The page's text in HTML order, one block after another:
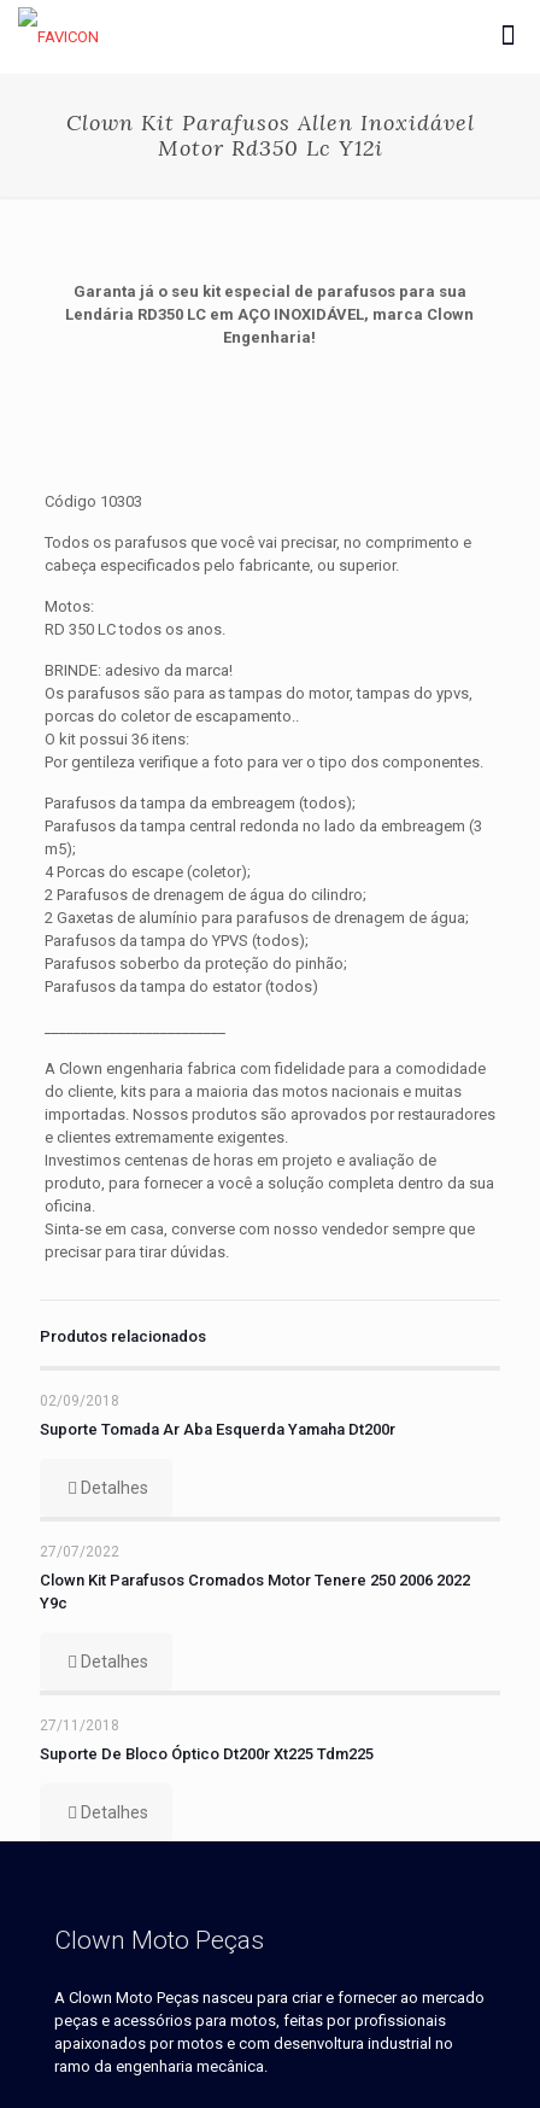
Clown Kit Parafusos Allen Inoxidável
Motor Rd350 Lc Y12i
Garanta já o seu kit especial de parafusos para sua
Lendária RD350 LC em AÇO INOXIDÁVEL, marca Clown
Engenharia!
Código 10303
Todos os parafusos que você vai precisar, no comprimento e
cabeça especificados pelo fabricante, ou superior.
Motos:
RD 350 LC todos os anos.
BRINDE: adesivo da marca!
Os parafusos são para as tampas do motor, tampas do ypvs,
porcas do coletor de escapamento..
O kit possui 36 itens:
Por gentileza verifique a foto para ver o tipo dos componentes.
Parafusos da tampa da embreagem (todos);
Parafusos da tampa central redonda no lado da embreagem (3
m5);
4 Porcas do escape (coletor);
2 Parafusos de drenagem de água do cilindro;
2 Gaxetas de alumínio para parafusos de drenagem de água;
Parafusos da tampa do YPVS (todos);
Parafusos soberbo da proteção do pinhão;
Parafusos da tampa do estator (todos)
A Clown engenharia fabrica com fidelidade para a comodidade
do cliente, kits para a maioria das motos nacionais e muitas
importadas. Nossos produtos são aprovados por restauradores
e clientes extremamente exigentes.
Investimos centenas de horas em projeto e avaliação de
produto, para fornecer a você a solução completa dentro da sua
oficina.
Sinta-se em casa, converse com nosso vendedor sempre que
precisar para tirar dúvidas.
Produtos relacionados
02/09/2018
Suporte Tomada Ar Aba Esquerda Yamaha Dt200r
Detalhes
27/07/2022
Clown Kit Parafusos Cromados Motor Tenere 250 2006 2022
Y9c
Detalhes
27/11/2018
Suporte De Bloco Óptico Dt200r Xt225 Tdm225
Detalhes
Clown Moto Peças
A Clown Moto Peças nasceu para criar e fornecer ao mercado
peças e acessórios para motos, feitas por profissionais
apaixonados por motos e com desenvoltura industrial no
ramo da engenharia mecânica.